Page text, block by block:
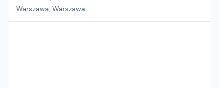
Warszawa, Warszawa